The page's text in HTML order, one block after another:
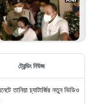
ট্রেন্ডিং নিউজ
চ্যাটার্জির নতুন ভিডিও